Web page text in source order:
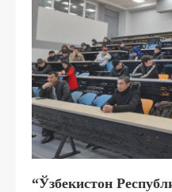
“Ўзбекистон